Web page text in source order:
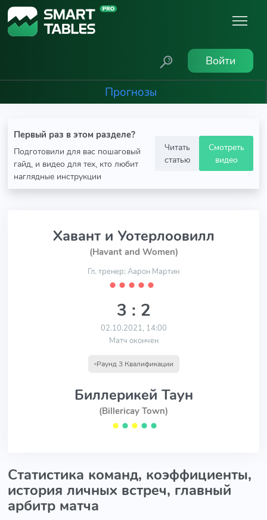
Войти
Прогнозы
Первый раз в этом разделе?
Подготовили для вас пошаговый
гайд, и видео для тех, кто любит
наглядные инструкции
Читать
статью
Смотреть
видео
Хавант и Уотерлоовилл
(Havant and Women)
Гл. тренер: Аарон Мартин
⬤ ⬤ ⬤ ⬤ ⬤
3 : 2
02.10.2021, 14:00
Матч окончен
Раунд 3 Квалификации
Биллерикей Таун
(Billericay Town)
⬤ ⬤ ⬤ ⬤ ⬤
Статистика команд, коэффициенты,
история личных встреч, главный
арбитр матча